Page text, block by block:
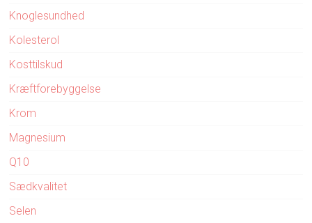
Knoglesundhed
Kolesterol
Kosttilskud
Kræftforebyggelse
Krom
Magnesium
Q10
Sædkvalitet
Selen